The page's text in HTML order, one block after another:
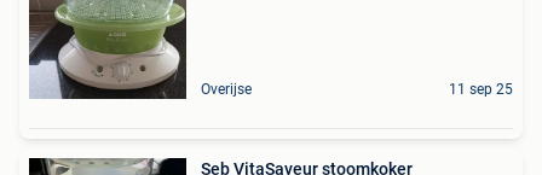
Overijse 11 sep 25
Seb VitaSaveur stoomkoker